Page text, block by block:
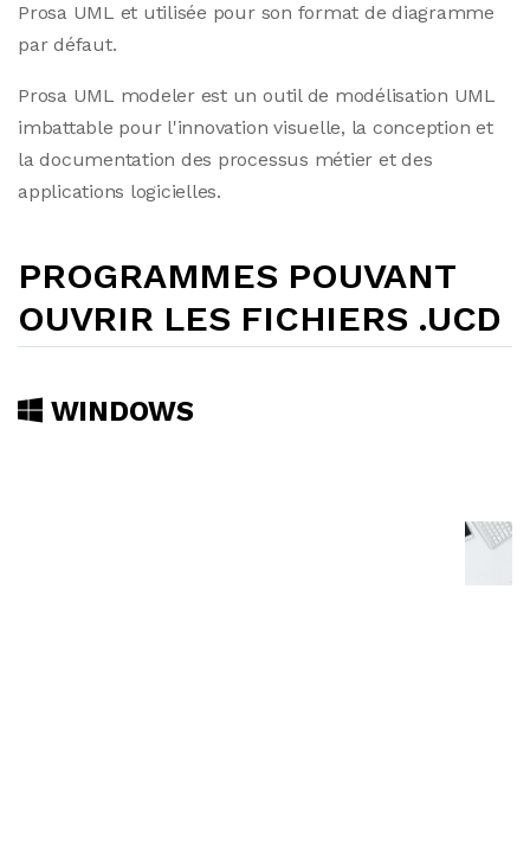
Prosa UML et utilisée pour son format de diagramme
par défaut.
Prosa UML modeler est un outil de modélisation UML
imbattable pour l'innovation visuelle, la conception et
la documentation des processus métier et des
applications logicielles.
PROGRAMMES POUVANT
OUVRIR LES FICHIERS .UCD
WINDOWS